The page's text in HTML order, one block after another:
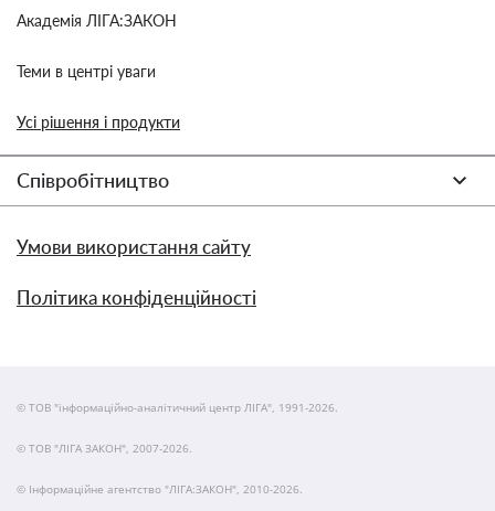
Академія ЛІГА:ЗАКОН
Теми в центрі уваги
Усі рішення і продукти
Співробітництво
Умови використання сайту
Політика конфіденційності
© ТОВ "інформаційно-аналітичний центр ЛІГА", 1991-2026.
© ТОВ "ЛІГА ЗАКОН", 2007-2026.
© Інформаційне агентство "ЛІГА:ЗАКОН", 2010-2026.